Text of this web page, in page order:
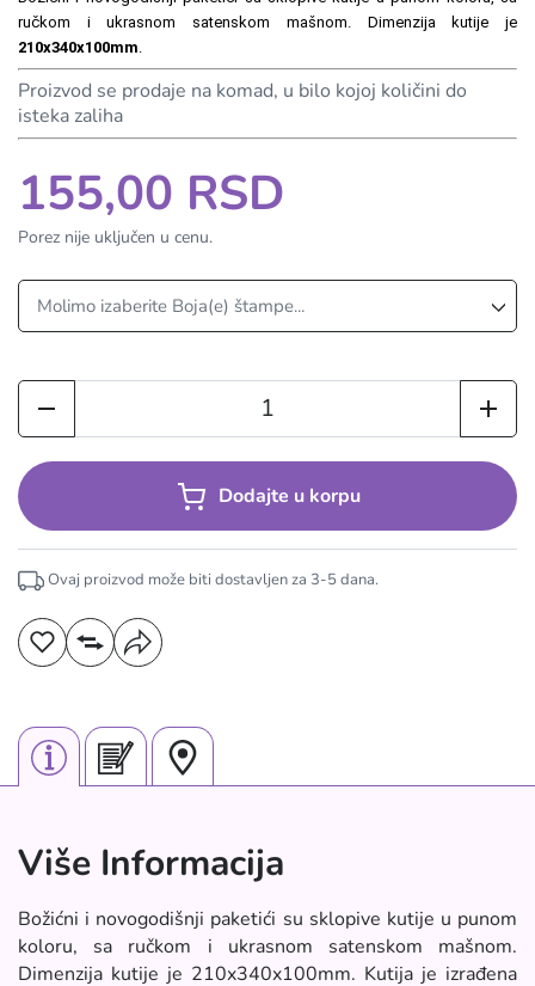
ručkom i ukrasnom satenskom mašnom. Dimenzija kutije je
210x340x100mm
Proizvod se prodaje na komad, u bilo kojoj količini do
isteka zaliha
155,00 RSD
Porez nije uključen u cenu.
Dodajte u korpu
Ovaj proizvod može biti dostavljen za 3-5dana.
Više Informacija
Božićni i novogodišnji paketići su sklopive kutije u punom
koloru, sa ručkom i ukrasnom satenskom mašnom.
Dimenzija kutije je 210x340x100mm. Kutija je izrađena